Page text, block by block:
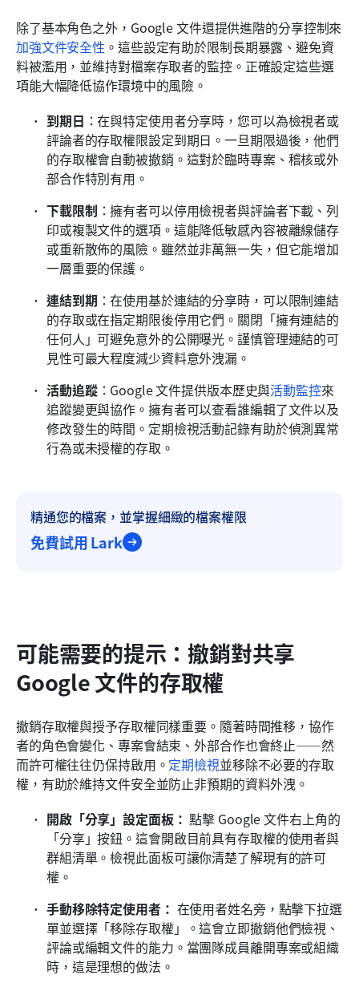
除了基本角色之外，Google 文件還提供進階的分享控制來
加強文件安全性 。這些設定有助於限制長期暴露、避免資
料被濫用，並維持對檔案存取者的監控。正確設定這些選
項能大幅降低協作環境中的風險。
到期日 ：在與特定使用者分享時，您可以為檢視者或
評論者的存取權限設定到期日。一旦期限過後，他們
的存取權會自動被撤銷。這對於臨時專案、稽核或外
部合作特別有用。
下載限制 ：擁有者可以停用檢視者與評論者下載、列
印或複製文件的選項。這能降低敏感內容被離線儲存
或重新散佈的風險。雖然並非萬無一失，但它能增加
一層重要的保護。
連結到期 ：在使用基於連結的分享時，可以限制連結
的存取或在指定期限後停用它們。關閉「擁有連結的
任何人」可避免意外的公開曝光。謹慎管理連結的可
見性可最大程度減少資料意外洩漏。
活動追蹤：Google 文件提供版本歷史與活動監控來
追蹤變更與協作。擁有者可以查看誰編輯了文件以及
修改發生的時間。定期檢視活動記錄有助於偵測異常
行為或未授權的存取。
精通您的檔案，並掌握細緻的檔案權限
免費試用 Lark
可能需要的提示：撤銷對共享
Google 文件的存取權
撤銷存取權與授予存取權同樣重要。隨著時間推移，協作
者的角色會變化、專案會結束、外部合作也會終止——然
而許可權往往仍保持啟用。 定期檢視並移除不必要的存取
權，有助於維持文件安全並防止非預期的資料外洩。
開啟「分享」設定面板： 點擊 Google 文件右上角的
「分享」按鈕。這會開啟目前具有存取權的使用者與
群組清單。檢視此面板可讓你清楚了解現有的許可
權。
手動移除特定使用者： 在使用者姓名旁，點擊下拉選
單並選擇「移除存取權」。這會立即撤銷他們檢視、
評論或編輯文件的能力。當團隊成員離開專案或組織
時，這是理想的做法。